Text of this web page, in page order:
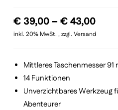
auf
Kundenbewertungen
€39,00– €43,00
€
€
inkl. 20% MwSt. , zzgl. Versand
Mittleres Taschenmesser 91
14 Funktionen
Unverzichtbares Werkzeug
Abenteurer